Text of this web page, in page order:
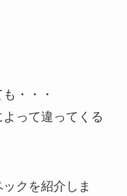
・・・
って違ってくる
クを紹介しま